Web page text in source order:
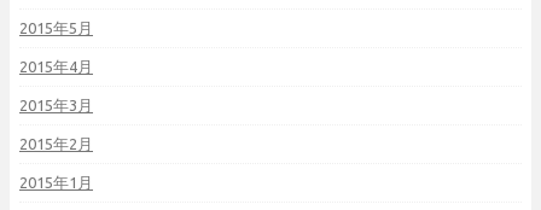
2015年5月
2015年4月
2015年3月
2015年2月
2015年1月